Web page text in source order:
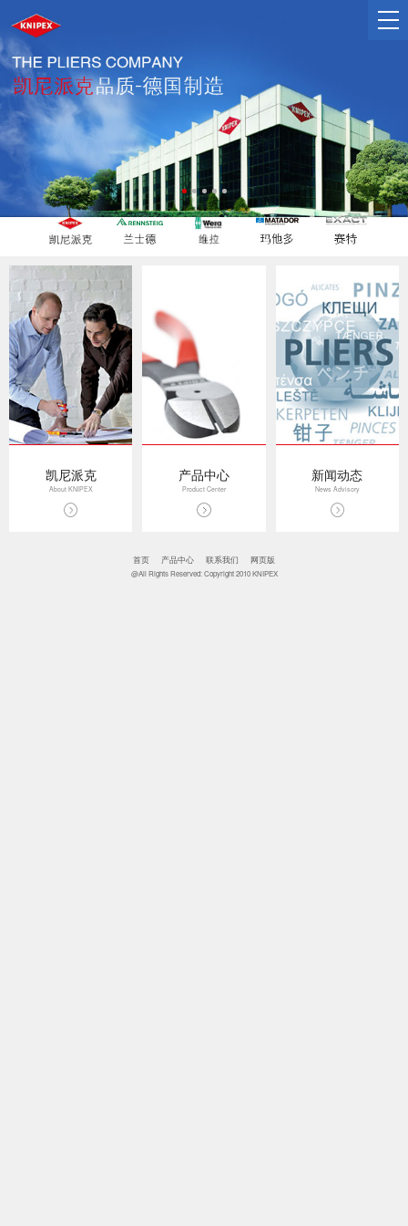
凯尼派克
About KNIPEX
产品中心
Product Center
新闻动态
News Advisory
首页 产品中心 联系我们 网页版
@All Rights Reserved: Copyright 2010 KNIPEX